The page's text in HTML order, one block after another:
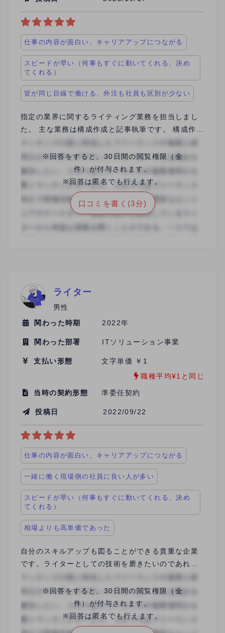
仕事の内容が面白い、キャリアアップにつながる
スピードが早い（何事もすぐに動いてくれる、決め
てくれる）
皆が同じ目線で働ける、外注も社員も区別が少ない
指定の業界に関するライティング業務を担当しまし
た。 主な業務は構成作成と記事執筆です。 構成作成
から逐一チェッカー、クライアントの確認があった
ため、執筆時に全く方向性が違うといった事態がな
くスムーズにライティングできました。 クライアン
トからの新たな要望にも社員が迅速に対応してお
り、外注ライター向けのマニュアルも常に最新状態
かつ周知も徹底しており、迷うことがありませんで
した。 ディレクションを担当しませんか？など定期
的な声掛けもあり、新しいスキルを取得する場とし
※回答をすると、30日間の閲覧権限（全
件）が付与されます。
※回答は匿名でも行えます。
口コミを書く(3分)
ライター
男性
関わった時期
2022年
関わった部署 ITソリューション事業
支払い形態
文字単価 ￥1
職種平均¥1と同じ
当時の契約形態 準委任契約
投稿日 2022/09/22
仕事の内容が面白い、キャリアアップにつながる
一緒に働く現場側の社員に良い人が多い
スピードが早い（何事もすぐに動いてくれる、決め
てくれる）
相場よりも高単価であった
自分のスキルアップも図ることができる貴重な企業
です。ライターとしての技術を磨きたいのであれ
ば、ここは教育システムやチェッカーの技量が高い
ため、どのような点を修正すべきかが明確にわかり
ます。また、ほかのライターの作品にも触れること
ができるので、どのようにすればわかりやすく情報
を伝えられるかの見本が見れるのも良いです。マネ
※回答をすると、30日間の閲覧権限（全
件）が付与されます。
※回答は匿名でも行えます。